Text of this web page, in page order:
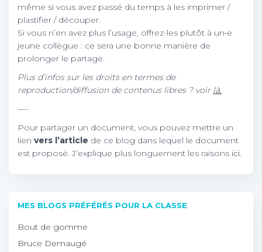
même si vous avez passé du temps à les imprimer /
plastifier / découper.
Si vous n’en avez plus l’usage, offrez-les plutôt à un•e
jeune collègue : ce sera une bonne manière de
prolonger le partage.
Plus d’infos sur les droits en termes de
reproduction/diffusion de contenus libres ? voir là.
—-
Pour partager un document, vous pouvez mettre un
lien vers l’article de ce blog dans lequel le document
est proposé. J’explique plus longuement les raisons ici.
MES BLOGS PRÉFÉRÉS POUR LA CLASSE
Bout de gomme
Bruce Demaugé